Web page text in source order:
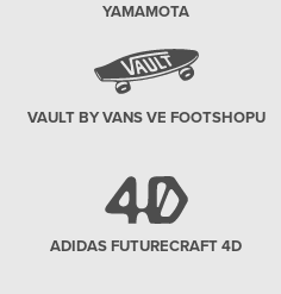
YAMAMOTA
VAULT BY VANS VE FOOTSHOPU
ADIDAS FUTURECRAFT 4D